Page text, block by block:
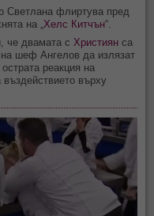
Светлана флиртува пред
на „ Хелс Китчън“.
че двамата с Християн са
шеф Ангелов да излязат
реакция на
въздействието върху